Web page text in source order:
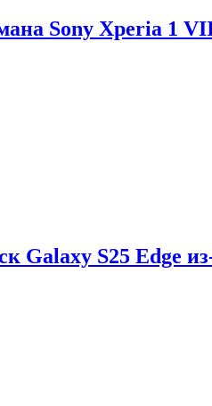
Sony Xperia 1
Galaxy S25 Edge